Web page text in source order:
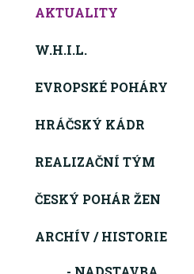
AKTUALITY
W.H.I.L.
EVROPSKÉ POHÁRY
HRÁČSKÝ KÁDR
REALIZAČNÍ TÝM
ČESKÝ POHÁR ŽEN
ARCHÍV / HISTORIE